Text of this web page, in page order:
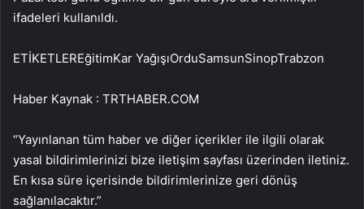
ifadeleri kullanıldı.
ETİKETLEREğitimKar YağışıOrduSamsunSinopTrabzon
Haber Kaynak : TRTHABER.COM
“Yayınlanan tüm haber ve diğer içerikler ile ilgili olarak
yasal bildirimlerinizi bize iletişim sayfası üzerinden iletiniz.
En kısa süre içerisinde bildirimlerinize geri dönüş
sağlanılacaktır.”